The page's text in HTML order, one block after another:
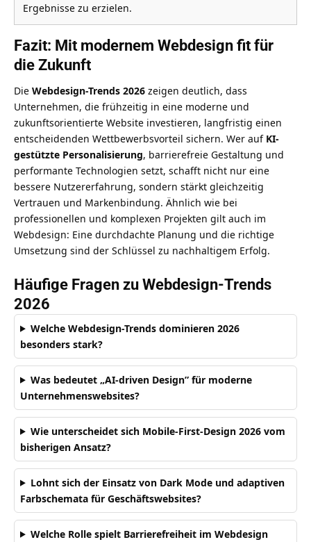
Ergebnisse zu erzielen.
Fazit: Mit modernem Webdesign fit für
die Zukunft
Die Webdesign-Trends 2026 zeigen deutlich, dass
Unternehmen, die frühzeitig in eine moderne und
zukunftsorientierte Website investieren, langfristig einen
entscheidenden Wettbewerbsvorteil sichern. Wer auf KI-
gestützte Personalisierung, barrierefreie Gestaltung und
performante Technologien setzt, schafft nicht nur eine
bessere Nutzererfahrung, sondern stärkt gleichzeitig
Vertrauen und Markenbindung. Ähnlich wie bei
professionellen und komplexen Projekten gilt auch im
Webdesign: Eine durchdachte Planung und die richtige
Umsetzung sind der Schlüssel zu nachhaltigem Erfolg.
Häufige Fragen zu Webdesign-Trends
2026
Welche Webdesign-Trends dominieren 2026
besonders stark?
Was bedeutet „AI-driven Design” für moderne
Unternehmenswebsites?
Wie unterscheidet sich Mobile-First-Design 2026 vom
bisherigen Ansatz?
Lohnt sich der Einsatz von Dark Mode und adaptiven
Farbschemata für Geschäftswebsites?
Welche Rolle spielt Barrierefreiheit im Webdesign